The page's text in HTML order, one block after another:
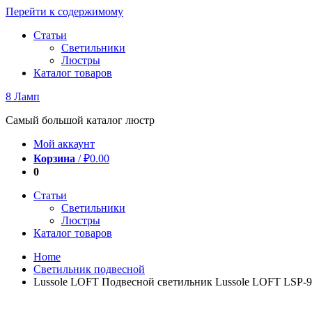
Перейти к содержимому
Статьи
Светильники
Люстры
Каталог товаров
8 Ламп
Самый большой каталог люстр
Мой аккаунт
Корзина /₽0.00
0
Статьи
Светильники
Люстры
Каталог товаров
Home
Светильник подвесной
Lussole LOFT Подвесной светильник Lussole LOFT LSP-